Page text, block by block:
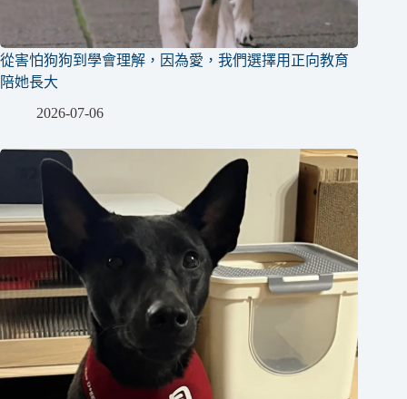
從害怕狗狗到學會理解，因為愛，我們選擇用正向教育
陪她長大
2026-07-06